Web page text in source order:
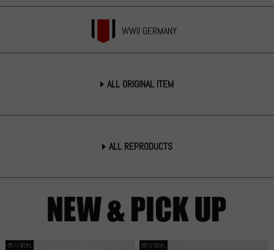
WWII GERMANY
ALL ORIGINAL ITEM
ALL REPRODUCTS
売り切れ 売り切れ